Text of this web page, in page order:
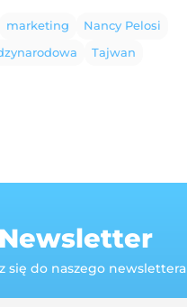
marketing
Nancy Pelosi
Tajwan
Newsletter
się do naszego newslettera